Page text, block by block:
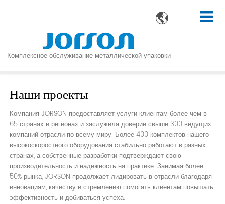

Комплексное обслуживание металлической упаковки
Наши проекты
Компания JORSON предоставляет услуги клиентам более чем в
65 странах и регионах и заслужила доверие свыше 300 ведущих
компаний отрасли по всему миру. Более 400 комплектов нашего
высокоскоростного оборудования стабильно работают в разных
странах, а собственные разработки подтверждают свою
производительность и надежность на практике. Занимая более
50% рынка, JORSON продолжает лидировать в отрасли благодаря
инновациям, качеству и стремлению помогать клиентам повышать
эффективность и добиваться успеха.